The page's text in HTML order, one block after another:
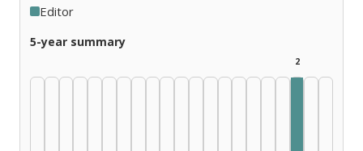
Editor
5-year summary
2